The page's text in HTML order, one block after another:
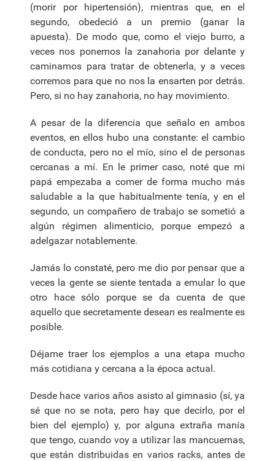
(morir por hipertensión), mientras que, en el
segundo, obedeció a un premio (ganar la
apuesta). De modo que, como el viejo burro, a
veces nos ponemos la zanahoria por delante y
caminamos para tratar de obtenerla, y a veces
corremos para que no nos la ensarten por detrás.
Pero, si no hay zanahoria, no hay movimiento.
A pesar de la diferencia que señalo en ambos
eventos, en ellos hubo una constante: el cambio
de conducta, pero no el mío, sino el de personas
cercanas a mí. En le primer caso, noté que mi
papá empezaba a comer de forma mucho más
saludable a la que habitualmente tenía, y en el
segundo, un compañero de trabajo se sometió a
algún régimen alimenticio, porque empezó a
adelgazar notablemente.
Jamás lo constaté, pero me dio por pensar que a
veces la gente se siente tentada a emular lo que
otro hace sólo porque se da cuenta de que
aquello que secretamente desean es realmente es
posible.
Déjame traer los ejemplos a una etapa mucho
más cotidiana y cercana a la época actual.
Desde hace varios años asisto al gimnasio (sí, ya
sé que no se nota, pero hay que decirlo, por el
bien del ejemplo) y, por alguna extraña manía
que tengo, cuando voy a utilizar las mancuernas,
que están distribuidas en varios racks, antes de